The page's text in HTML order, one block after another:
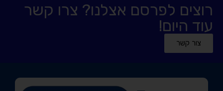
רוצים לפרסם אצלנו? צרו קשר
עוד היום!
צור קשר